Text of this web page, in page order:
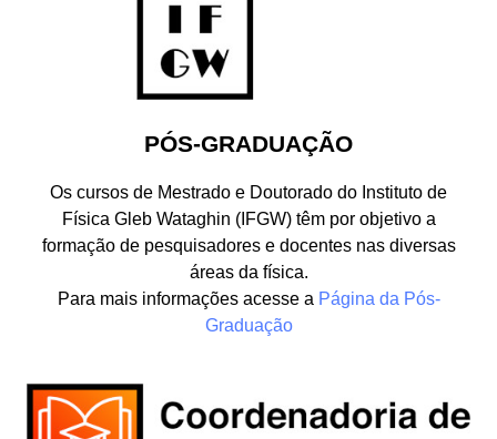
PÓS-GRADUAÇÃO
Os cursos de Mestrado e Doutorado do Instituto de
Física Gleb Wataghin (IFGW) têm por objetivo a
formação de pesquisadores e docentes nas diversas
áreas da física.
Para mais informações acesse a Página da Pós-
Graduação